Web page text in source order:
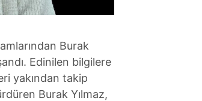
Burak
Edinilen bilgilere
yakından takip
Burak Yılmaz,